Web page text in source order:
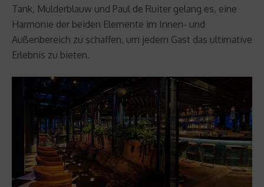
Tank, Mulderblauw und Paul de Ruiter gelang es, eine
Harmonie der beiden Elemente im Innen- und
Außenbereich zu schaffen, um jedem Gast das ultimative
Erlebnis zu bieten.